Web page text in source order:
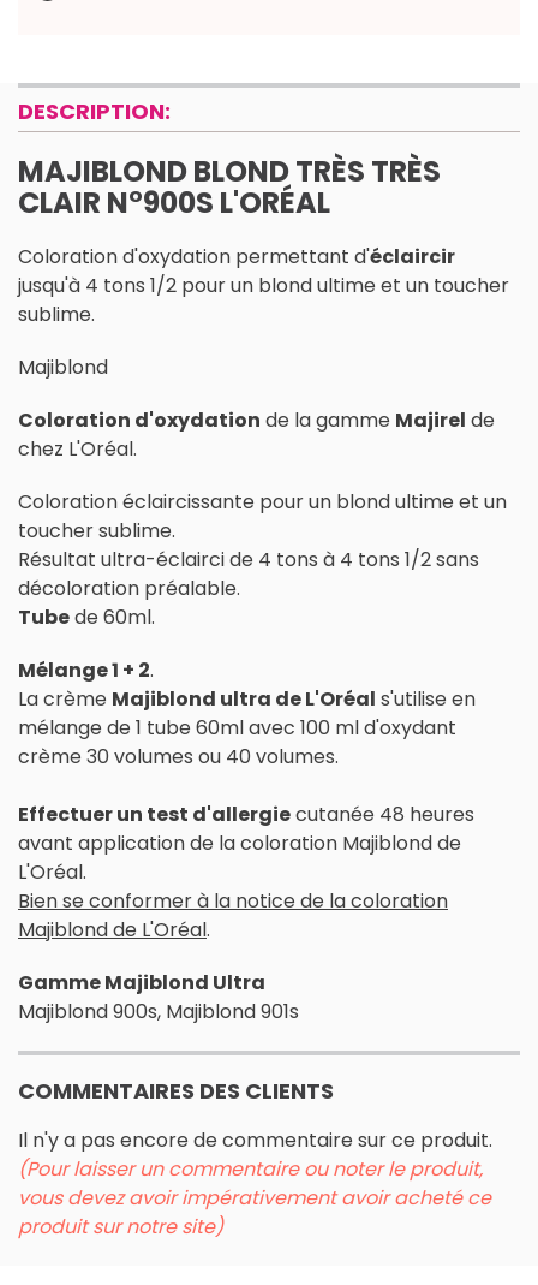
DESCRIPTION:
MAJIBLOND BLOND TRÈS TRÈS
CLAIR N°900S L'ORÉAL
Coloration d'oxydation permettant d'éclaircir
jusqu'à 4 tons 1/2 pour un blond ultime et un toucher
sublime.
Majiblond
Coloration d'oxydation de la gamme Majirel de
chez L'Oréal.
Coloration éclaircissante pour un blond ultime et un
toucher sublime.
Résultat ultra-éclairci de 4 tons à 4 tons 1/2 sans
décoloration préalable.
Tubede 60ml.
Mélange 1 + 2.
La crème Majiblond ultra de L'Oréal s'utilise en
mélange de 1 tube 60ml avec 100 ml d'oxydant
crème 30 volumes ou 40 volumes.
Effectuer un test d'allergiecutanée 48 heures
avant application de la coloration Majiblond de
L'Oréal.
Bien se conformer à la notice de la coloration
Majiblond de L'Oréal.
Gamme Majiblond Ultra
Majiblond 900s, Majiblond 901s
COMMENTAIRES DES CLIENTS
Il n'y a pas encore de commentaire sur ce produit.
(Pour laisser un commentaire ou noter le produit,
vous devez avoir impérativement avoir acheté ce
produit sur notre site)